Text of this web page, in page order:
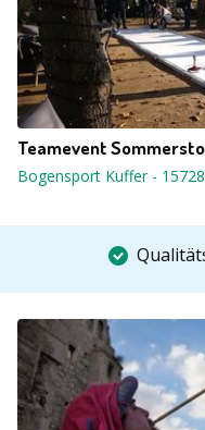
Teamevent
Bogensport Kuffer- 15728